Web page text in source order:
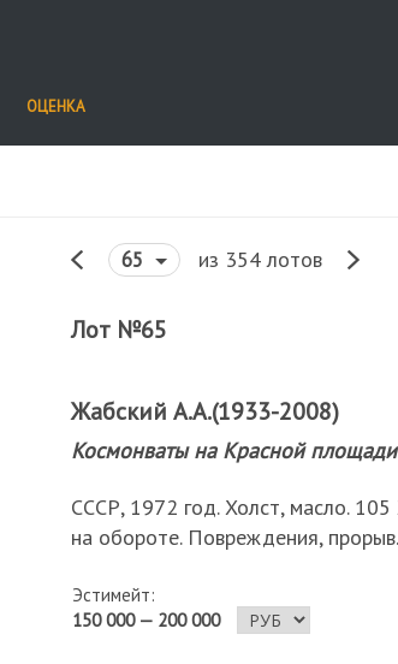
ОЦЕНКА
65 из 354 лотов
Лот №65
Жабский А.А.(1933-2008)
Космонваты на Красной площади
СССР, 1972 год. Холст, масло.
на обороте. Повреждения, прорыв.
Эстимейт:
150 000 — 200 000